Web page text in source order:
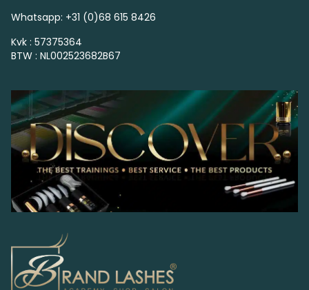
Whatsapp: +31 (0)68 615 8426
Kvk : 57375364
BTW : NL002523682B67